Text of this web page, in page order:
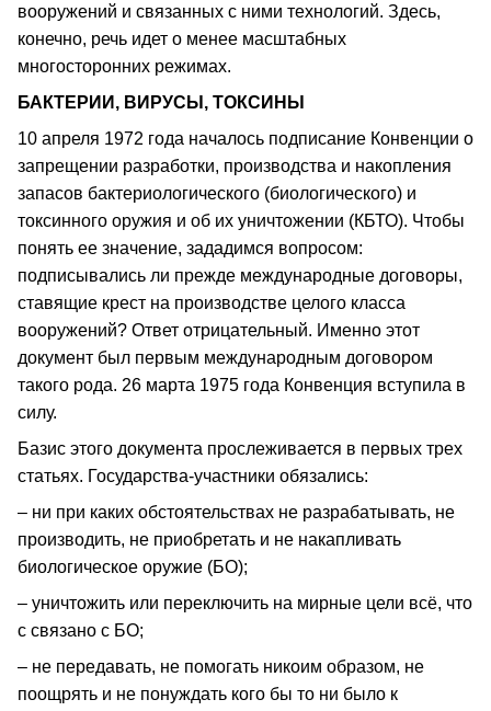
вооружений и связанных с ними технологий. Здесь,
конечно, речь идет о менее масштабных
многосторонних режимах.
БАКТЕРИИ, ВИРУСЫ, ТОКСИНЫ
10 апреля 1972 года началось подписание Конвенции о
запрещении разработки, производства и накопления
запасов бактериологического (биологического) и
токсинного оружия и об их уничтожении (КБТО). Чтобы
понять ее значение, зададимся вопросом:
подписывались ли прежде международные договоры,
ставящие крест на производстве целого класса
вооружений? Ответ отрицательный. Именно этот
документ был первым международным договором
такого рода. 26 марта 1975 года Конвенция вступила в
силу.
Базис этого документа прослеживается в первых трех
статьях. Государства-участники обязались:
– ни при каких обстоятельствах не разрабатывать, не
производить, не приобретать и не накапливать
биологическое оружие (БО);
– уничтожить или переключить на мирные цели всё, что
с связано с БО;
– не передавать, не помогать никоим образом, не
поощрять и не понуждать кого бы то ни было к